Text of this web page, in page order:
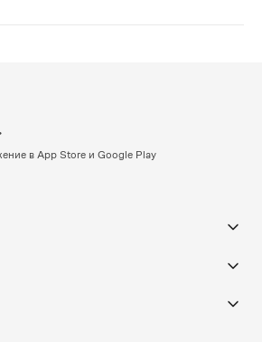
в App Store и Google Play